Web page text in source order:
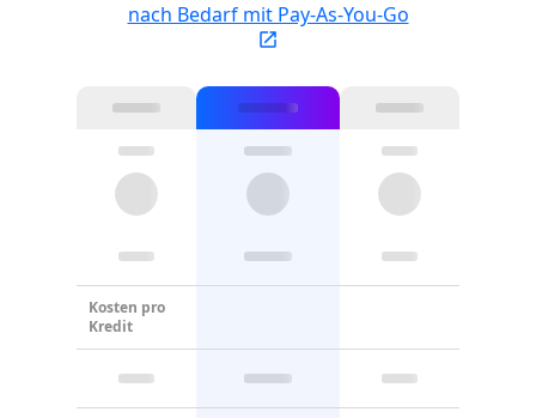
nach Bedarf mit Pay-As-You-Go
Kosten pro
Kredit